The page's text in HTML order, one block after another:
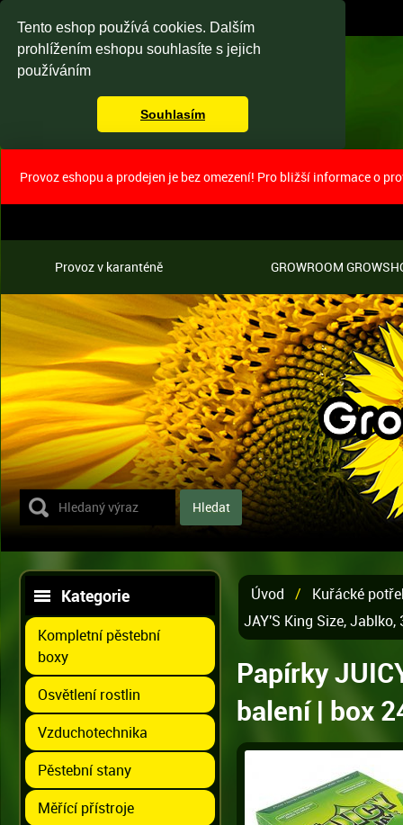
Tento eshop používá cookies. Dalším
prohlížením eshopu souhlasíte s jejich
používáním
Souhlasím
Provoz eshopu a prodejen je bez omezení! Pro bližší informace o
Provoz v karanténě GROWROOM
Kategorie
Kompletní pěstební
boxy
Osvětlení rostlin
Vzduchotechnika
Pěstební stany
Měřící přístroje
Úvod /
Kuřácké
JAY'S King Size,
Papírky
balení | box